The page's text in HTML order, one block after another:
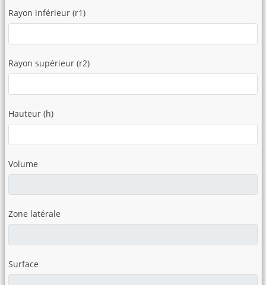
Rayon inférieur (r1)
Rayon supérieur (r2)
Hauteur (h)
Volume
Zone latérale
Surface